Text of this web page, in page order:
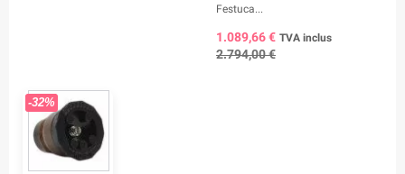
Festuca...
1.089,66 € TVA inclus
2.794,00 €
-32%